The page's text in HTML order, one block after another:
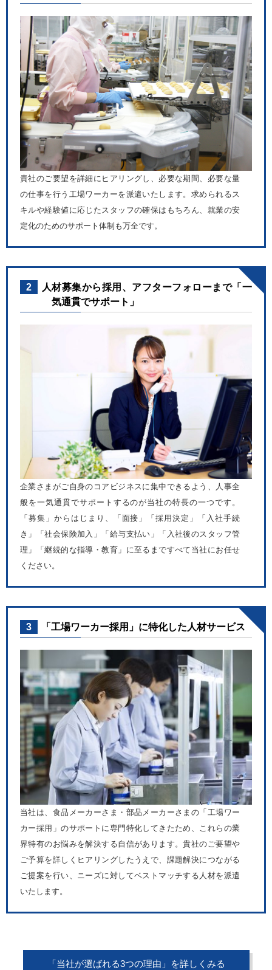
貴社のご要望を詳細にヒアリングし、必要な期間、必要な量
の仕事を行う工場ワーカーを派遣いたします。求められるス
キルや経験値に応じたスタッフの確保はもちろん、就業の安
定化のためのサポート体制も万全です。
2
人材募集から採用、アフターフォローまで「一
気通貫でサポート」
企業さまがご自身のコアビジネスに集中できるよう、人事全
般を一気通貫でサポートするのが当社の特長の一つです。
「募集」からはじまり、「面接」「採用決定」「入社手続
き」「社会保険加入」「給与支払い」「入社後のスタッフ管
理」「継続的な指導・教育」に至るまですべて当社にお任せ
ください。
3 「工場ワーカー採用」に特化した人材サービス
当社は、食品メーカーさま・部品メーカーさまの「工場ワー
カー採用」のサポートに専門特化してきたため、これらの業
界特有のお悩みを解決する自信があります。貴社のご要望や
ご予算を詳しくヒアリングしたうえで、課題解決につながる
ご提案を行い、ニーズに対してベストマッチする人材を派遣
いたします。
「当社が選ばれる3つの理由」を詳しくみる